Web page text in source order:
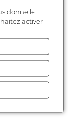
donne le
activer